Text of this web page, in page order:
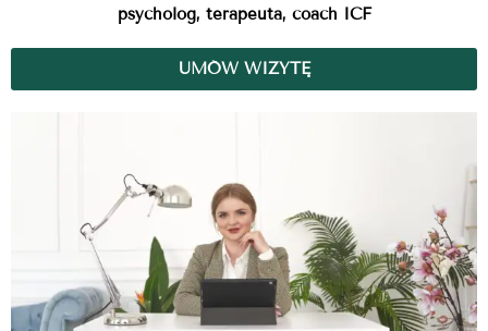
psycholog, terapeuta, coach ICF
UMÓW WIZYTĘ